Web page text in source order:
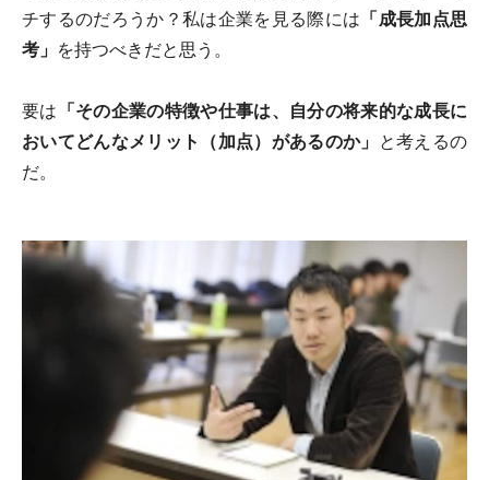
チするのだろうか？私は企業を見る際には 「成長加点思
考」 を持つべきだと思う。
要は 「その企業の特徴や仕事は、自分の将来的な成長に
おいてどんなメリット（加点）があるのか」 と考えるの
だ。